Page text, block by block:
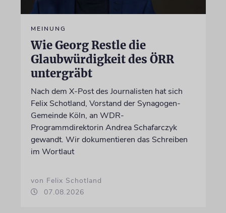
MEINUNG
Wie Georg Restle die
Glaubwürdigkeit des ÖRR
untergräbt
Nach dem X-Post des Journalisten hat sich
Felix Schotland, Vorstand der Synagogen-
Gemeinde Köln, an WDR-
Programmdirektorin Andrea Schafarczyk
gewandt. Wir dokumentieren das Schreiben
im Wortlaut
von Felix Schotland
07.08.2026